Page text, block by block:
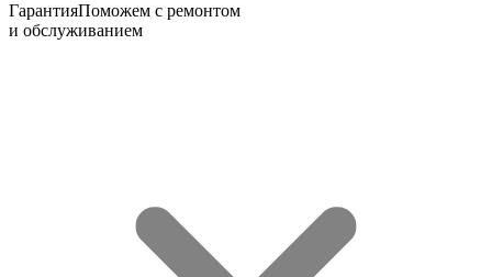
ГарантияПоможем с ремонтом
и обслуживанием